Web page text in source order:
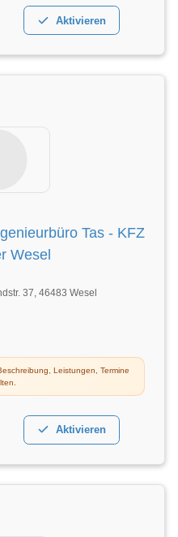
Aktivieren
Tas - KFZ
Wesel
37, 46483 Wesel
Leistungen, Termine
Aktivieren